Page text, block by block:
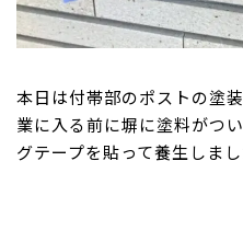
本日は付帯部のポストの塗
業に入る前に塀に塗料がつ
グテープを貼って養生しまし